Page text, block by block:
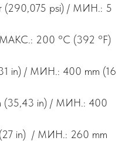
psi) / МИН.: 5
МАКС.: 200 °C (392 °F)
in) / МИН.: 400 mm (16
(35,43 in) / МИН.: 400
in) / МИН.: 260 mm